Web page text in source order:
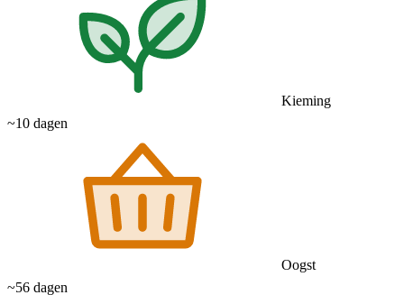
Kieming
~10 dagen
Oogst
~56 dagen